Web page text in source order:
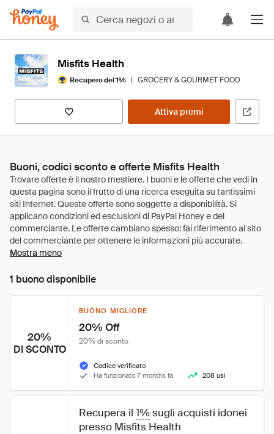
Misfits Health
Recupero del 1% | GROCERY & GOURMET FOOD
Attiva premi
Buoni, codici sconto e offerte Misfits Health
Mostra meno
1 buono disponibile
20%
DI SCONTO
BUONO MIGLIORE
20% Off
20% di sconto
Codice verificato
Ha funzionato 7 months fa
208 usi
Recupera il 1% sugli acquisti idonei
presso Misfits Health